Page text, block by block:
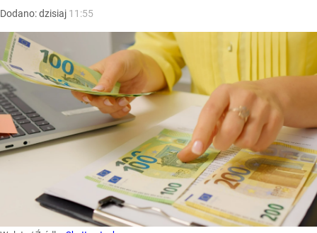
Dodano:dzisiaj 11:55